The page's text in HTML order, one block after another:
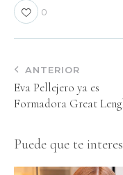
0
ANTERIOR
Eva Pellejero ya es
Formadora Great
Puede que te